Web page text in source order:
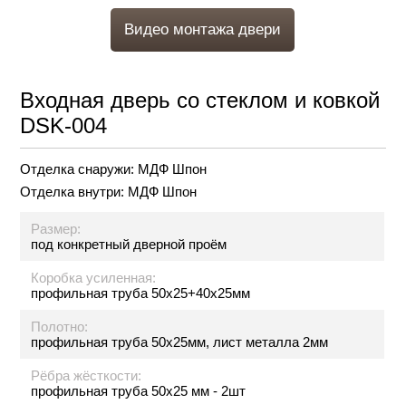
Видео монтажа двери
Входная дверь со стеклом и ковкой
DSK-004
Отделка снаружи: МДФ Шпон
Отделка внутри: МДФ Шпон
Размер:
под конкретный дверной проём
Коробка усиленная:
профильная труба 50х25+40х25мм
Полотно:
профильная труба 50х25мм, лист металла 2мм
Рёбра жёсткости:
профильная труба 50х25 мм - 2шт